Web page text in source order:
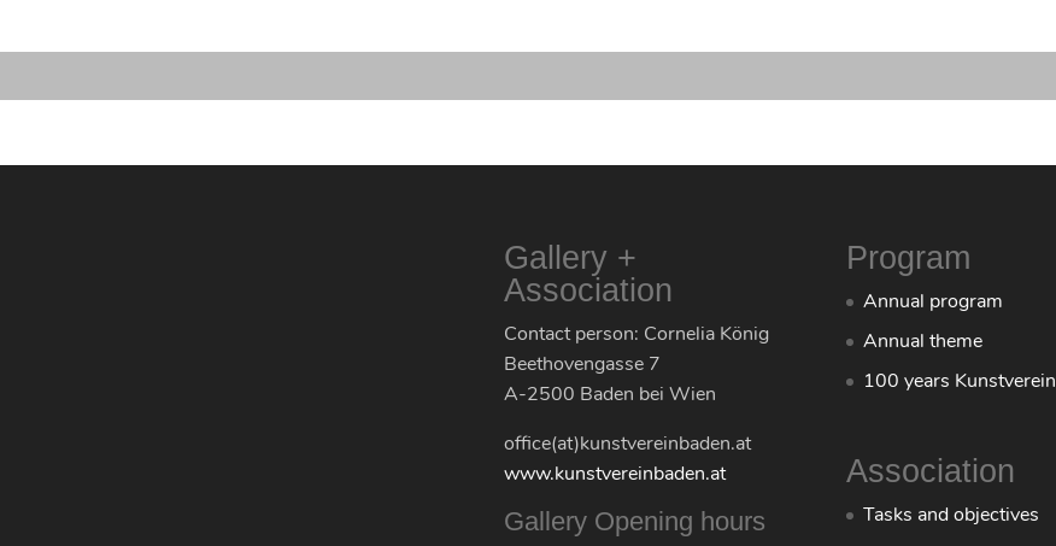
Gallery +
Association
Contact person: Cornelia König
Beethovengasse 7
A-2500 Baden bei Wien
office(at)kunstvereinbaden.at
www.kunstvereinbaden.at
Gallery Opening hours
Program
Annual program
Annual theme
100 years Kunstverein
Association
Tasks and objectives